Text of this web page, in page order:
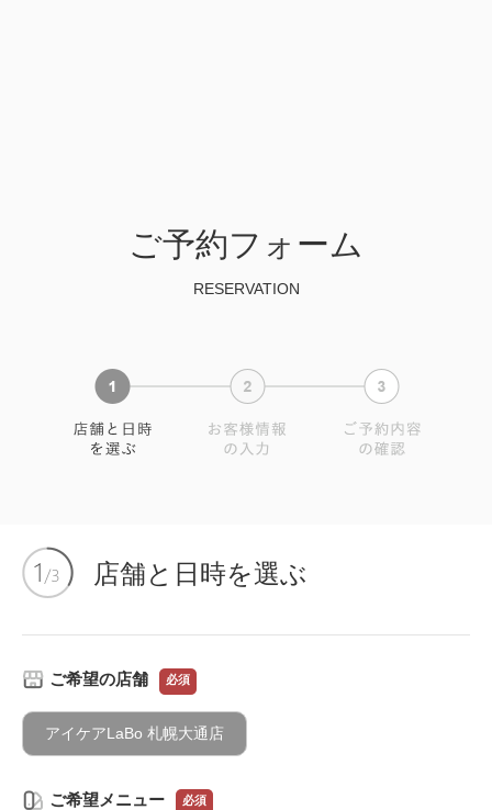
ご予約フォーム
RESERVATION
店舗と日時を選ぶ
ご希望の店舗 必須
アイケアLaBo 札幌大通店
ご希望メニュー 必須